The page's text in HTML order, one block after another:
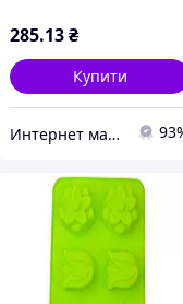
285.13₴
Купити
Интернет магазин "ХозШоп"